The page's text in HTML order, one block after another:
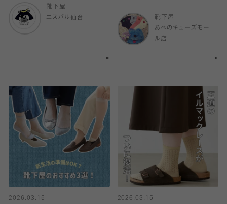
靴下屋
エスパル仙台
靴下屋
あべのキューズモー
ル店
2026.03.15
2026.03.15